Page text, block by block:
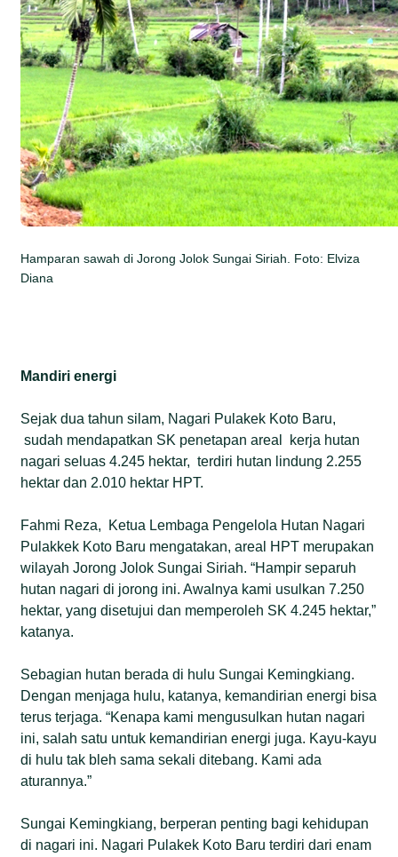
Hamparan sawah di Jorong Jolok Sungai Siriah. Foto: Elviza
Diana
Mandiri energi
Sejak dua tahun silam, Nagari Pulakek Koto Baru,
sudah mendapatkan SK penetapan areal kerja hutan
nagari seluas 4.245 hektar, terdiri hutan lindung 2.255
hektar dan 2.010 hektar HPT.
Fahmi Reza, Ketua Lembaga Pengelola Hutan Nagari
Pulakkek Koto Baru mengatakan, areal HPT merupakan
wilayah Jorong Jolok Sungai Siriah. “Hampir separuh
hutan nagari di jorong ini. Awalnya kami usulkan 7.250
hektar, yang disetujui dan memperoleh SK 4.245 hektar,”
katanya.
Sebagian hutan berada di hulu Sungai Kemingkiang.
Dengan menjaga hulu, katanya, kemandirian energi bisa
terus terjaga. “Kenapa kami mengusulkan hutan nagari
ini, salah satu untuk kemandirian energi juga. Kayu-kayu
di hulu tak bleh sama sekali ditebang. Kami ada
aturannya.”
Sungai Kemingkiang, berperan penting bagi kehidupan
di nagari ini. Nagari Pulakek Koto Baru terdiri dari enam